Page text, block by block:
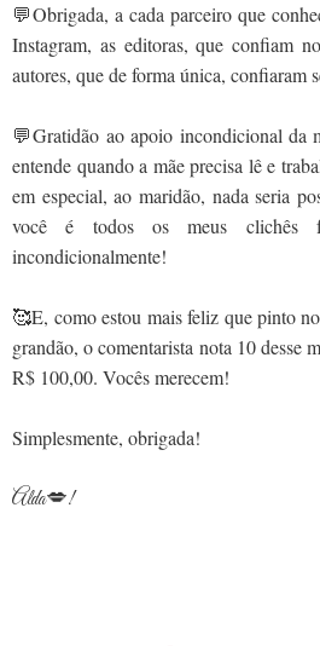
💬Obrigada, a cada parceiro que
Instagram, as editoras, que confiam
autores, que de forma única, confiaram
💬Gratidão ao apoio incondicional da
entende quando a mãe precisa lê e
em especial, ao maridão, nada seria
você é todos os meus clichês
incondicionalmente!
🥰E, como estou mais feliz que pinto
grandão, o comentarista nota 10 desse
R$ 100,00. Vocês merecem!
Simplesmente, obrigada!
Alda💋!